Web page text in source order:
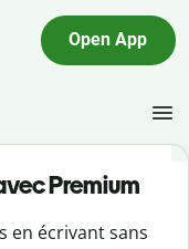
Open App
Premium
en écrivant sans